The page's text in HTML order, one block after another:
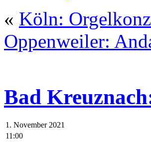
« Köln:
Oppenweiler:
Bad
1. November 2021
11:00